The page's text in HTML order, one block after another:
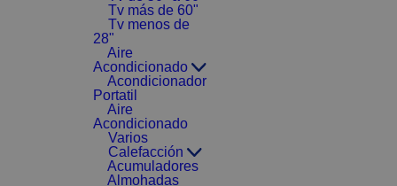
Tv más de 60"
Tv menos de
28"
Aire
Acondicionado
Acondicionador
Portatil
Aire
Acondicionado
Varios
Calefacción
Acumuladores
Almohadas